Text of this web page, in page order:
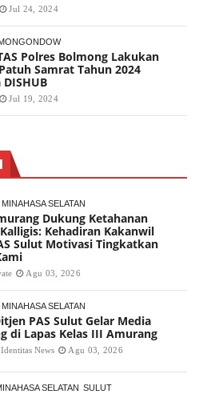
Jul 24, 2024
Polres Bolmong Lakukan
Samrat Tahun 2024
Jul 19, 2024
MINAHASA SELATAN
Dukung Ketahanan
Kehadiran Kakanwil
Sulut Motivasi Tingkatkan
Agu 03, 2026
MINAHASA SELATAN
PAS Sulut Gelar Media
di Lapas Kelas III Amurang
News Agu 03, 2026
SELATAN SULUT